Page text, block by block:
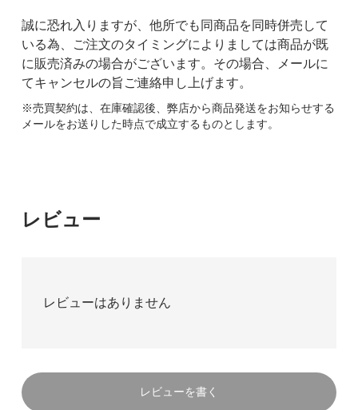
誠に恐れ入りますが、他所でも同商品を同時併売して
いる為、ご注文のタイミングによりましては商品が既
に販売済みの場合がございます。その場合、メールに
てキャンセルの旨ご連絡申し上げます。
※売買契約は、在庫確認後、弊店から商品発送をお知らせする
メールをお送りした時点で成立するものとします。
レビュー
レビューはありません
レビューを書く